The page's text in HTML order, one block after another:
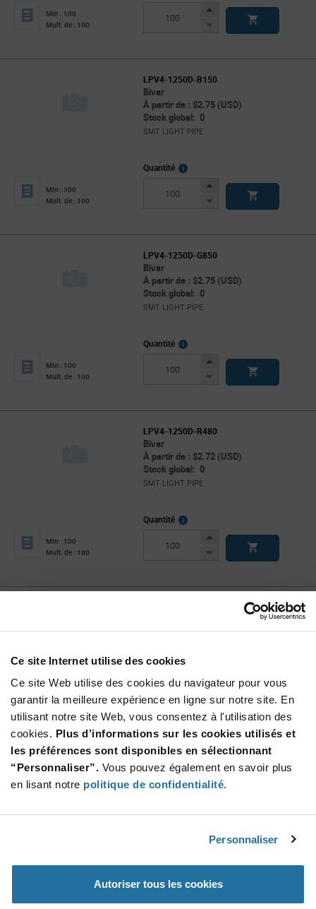
Ce site Internet utilise des cookies
Ce site Web utilise des cookies du navigateur pour vous
garantir la meilleure expérience en ligne sur notre site. En
utilisant notre site Web, vous consentez à l'utilisation des
cookies. Plus d’informations sur les cookies utilisés et
les préférences sont disponibles en sélectionnant
“Personnaliser”. Vous pouvez également en savoir plus
en lisant notre politique de confidentialité.
Personnaliser
Autoriser tous les cookies
Min : 100
Mult. de : 100
Increase
Decrease
LPV4-1250D-B150
Bivar
À partir de : $2.75 (USD)
Stock global: 0
SMT LIGHT PIPE
Min : 100
Mult. de : 100
Quantité
More
Increase
Decrease
LPV4-1250D-G850
Bivar
À partir de : $2.75 (USD)
Stock global: 0
SMT LIGHT PIPE
Min : 100
Mult. de : 100
Quantité
More
Increase
Decrease
LPV4-1250D-R480
Bivar
À partir de : $2.72 (USD)
Stock global: 0
SMT LIGHT PIPE
Min : 100
Mult. de : 100
Quantité
More
Increase
Decrease
À partir de : $2.78 (USD)
SMT LIGHT PIPE
Min : 100
Mult. de : 100
Quantité
More
Info
Increase
Button
Decrease
LPV4-1250D-RGB
Mult. de : 100
Info
Increase
Button
Decrease